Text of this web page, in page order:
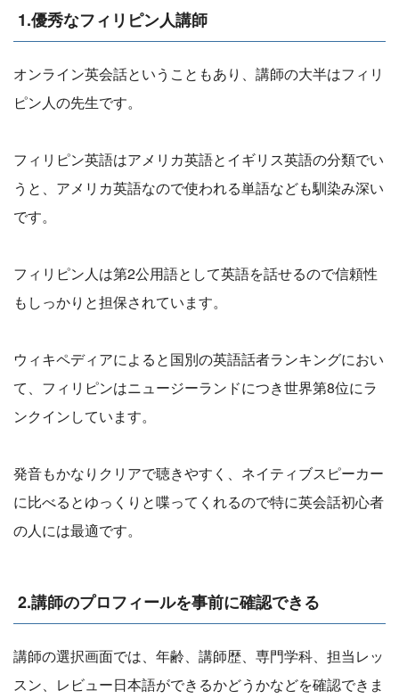
1.優秀なフィリピン人講師
オンライン英会話ということもあり、講師の大半はフィリ
ピン人の先生です。
フィリピン英語はアメリカ英語とイギリス英語の分類でい
うと、アメリカ英語なので使われる単語なども馴染み深い
です。
フィリピン人は第2公用語として英語を話せるので信頼性
もしっかりと担保されています。
ウィキペディアによると国別の英語話者ランキングにおい
て、フィリピンはニュージーランドにつき世界第8位にラ
ンクインしています。
発音もかなりクリアで聴きやすく、ネイティブスピーカー
に比べるとゆっくりと喋ってくれるので特に英会話初心者
の人には最適です。
2.講師のプロフィールを事前に確認できる
講師の選択画面では、年齢、講師歴、専門学科、担当レッ
スン、レビュー日本語ができるかどうかなどを確認できま